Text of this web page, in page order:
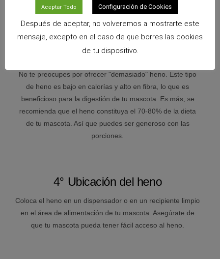
que son una parte nutritiva y deliciosa del heno.
3° Porcionado
No te preocupes por ofrecer "demasiado" heno. Este tipo
de heno es bajo en calorías y alto en fibra, lo que es
beneficioso para la digestión de tu mascota. Es más, se
recomienda que el heno constituya el 70-80% de la dieta
de tu mascota. Así que puedes ser generoso con las
porciones.
4° Ubicación del heno
Coloca el heno en un dispensador o en un recipiente limpio
en el área de alimentación de tu mascota. Asegúrate de
que tu mascota pueda tener fácil acceso al heno.
Aceptar Todo Configuración de Cookies
Después de aceptar, no volveremos a mostrarte este
mensaje, excepto en el caso de que borres las cookies
de tu dispositivo.